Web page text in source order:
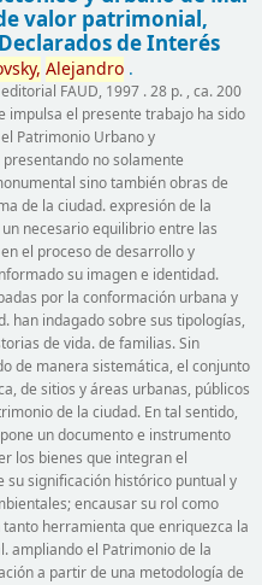
valor patrimonial,
de Interés
Alejandro.
FAUD, 1997 . 28 p. , ca. 200
impulsa el presente trabajo ha sido
Patrimonio Urbano y
no solamente
sino también obras de
de la ciudad. expresión de la
necesario equilibrio entre las
el proceso de desarrollo y
su imagen e identidad.
por la conformación urbana y
han indagado sobre sus tipologías,
de vida. de familias. Sin
de manera sistemática, el conjunto
de sitios y áreas urbanas, públicos
de la ciudad. En tal sentido,
un documento e instrumento
los bienes que integran el
significación histórico puntual y
encausar su rol como
herramienta que enriquezca la
ampliando el Patrimonio de la
a partir de una metodología de